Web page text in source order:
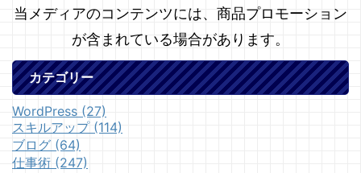
当メディアのコンテンツには、商品プロモーション
が含まれている場合があります。
カテゴリー
WordPress (27)
スキルアップ (114)
ブログ (64)
仕事術 (247)